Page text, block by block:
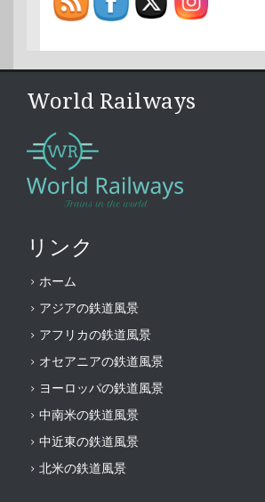
World Railways
リンク
ホーム
アジアの鉄道風景
アフリカの鉄道風景
オセアニアの鉄道風景
ヨーロッパの鉄道風景
中南米の鉄道風景
中近東の鉄道風景
北米の鉄道風景